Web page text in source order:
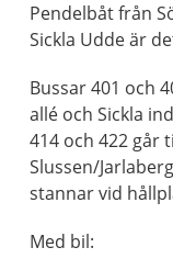
Pendelbåt från
Sickla Udde är
Bussar 401 och
allé och Sickla
414 och 422 går
Slussen/
stannar vid
Med bil: